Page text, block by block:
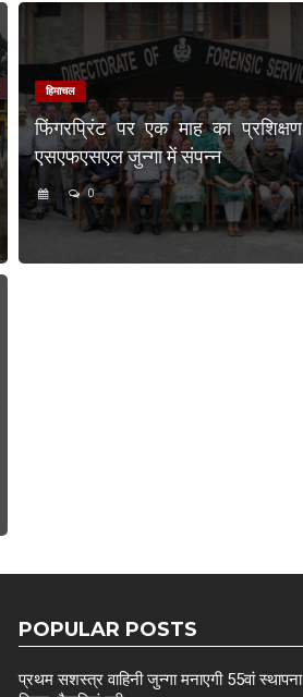
हिमाचल
फिंगरप्रिंट पर एक माह का प्रशिक्षण
एसएफएसएल जुन्गा में संपन्न
0
POPULAR POSTS
प्रथम सशस्त्र वाहिनी जुन्गा मनाएगी 55वां स्थापना